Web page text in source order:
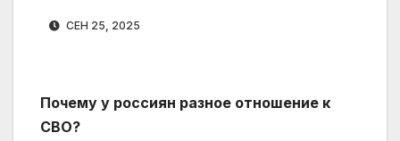
СЕН 25, 2025
Почему у россиян разное отношение к
СВО?